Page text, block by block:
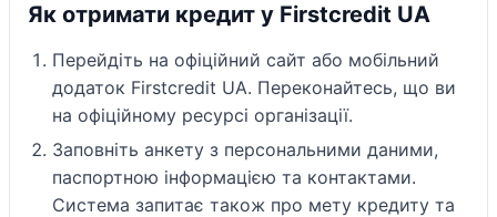
Як отримати кредит у Firstcredit UA
Перейдіть на офіційний сайт або мобільний
додаток Firstcredit UA. Переконайтесь, що ви
на офіційному ресурсі організації.
Заповніть анкету з персональними даними,
паспортною інформацією та контактами.
Система запитає також про мету кредиту та